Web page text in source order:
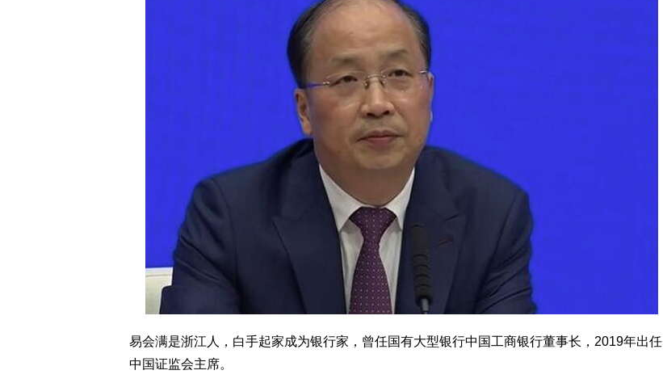
易会满是浙江人，白手起家成为银行家，曾任国有大型银行中国工商银行董事长，2019年出任
中国证监会主席。